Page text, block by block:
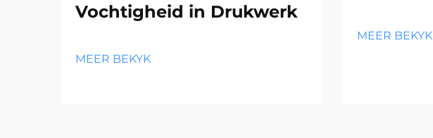
Vochtigheid in Drukwerk
MEER BEKYK
MEER BEKYK